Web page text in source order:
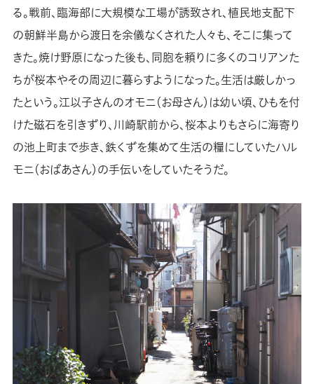
る。戦前、臨海部に大規模な工場が誘致され、植民地支配下
の朝鮮半島から渡日を余儀なくされた人々も、そこに集って
きた。焼け野原になった後も、同胞を頼りに多くのコリアンた
ちが桜本やその周辺に暮らすようになった。生活は厳しかっ
たという。江以子さんのオモニ（お母さん）は幼い頃、ひもを付
けた磁石を引きずり、川崎駅前から、桜本よりもさらに海寄り
の池上町まで歩き、鉄くずを集めて生活の糧にしていたハル
モニ（おばあさん）の手伝いをしていたそうだ。